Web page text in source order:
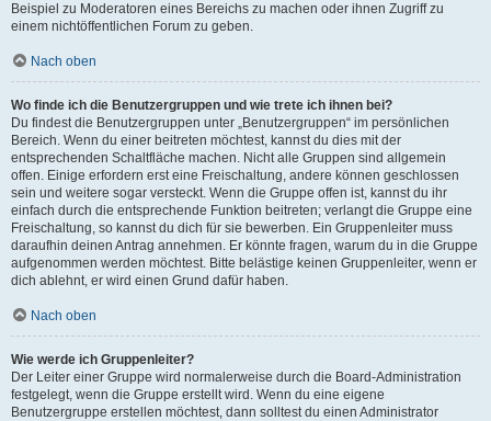
Beispiel zu Moderatoren eines Bereichs zu machen oder ihnen Zugriff zu
einem nichtöffentlichen Forum zu geben.
Nach oben
Wo finde ich die Benutzergruppen und wie trete ich ihnen bei?
Du findest die Benutzergruppen unter „Benutzergruppen“ im persönlichen
Bereich. Wenn du einer beitreten möchtest, kannst du dies mit der
entsprechenden Schaltfläche machen. Nicht alle Gruppen sind allgemein
offen. Einige erfordern erst eine Freischaltung, andere können geschlossen
sein und weitere sogar versteckt. Wenn die Gruppe offen ist, kannst du ihr
einfach durch die entsprechende Funktion beitreten; verlangt die Gruppe eine
Freischaltung, so kannst du dich für sie bewerben. Ein Gruppenleiter muss
daraufhin deinen Antrag annehmen. Er könnte fragen, warum du in die Gruppe
aufgenommen werden möchtest. Bitte belästige keinen Gruppenleiter, wenn er
dich ablehnt, er wird einen Grund dafür haben.
Nach oben
Wie werde ich Gruppenleiter?
Der Leiter einer Gruppe wird normalerweise durch die Board-Administration
festgelegt, wenn die Gruppe erstellt wird. Wenn du eine eigene
Benutzergruppe erstellen möchtest, dann solltest du einen Administrator